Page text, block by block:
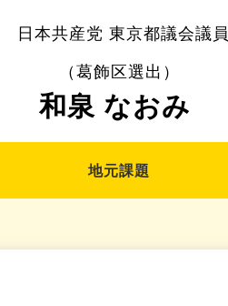
日本共産党 東京都議会議員
（葛飾区選出）
和泉 なおみ
地元課題